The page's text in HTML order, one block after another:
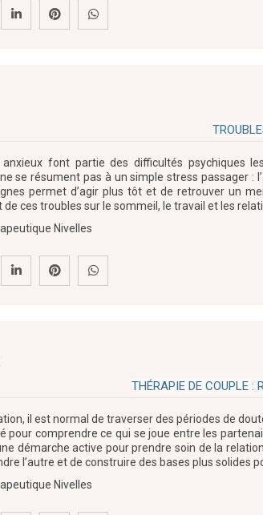
font partie des difficultés psychiques
se résument pas à un simple stress passager :
permet d’agir plus tôt et de retrouver un
de ces troubles sur le sommeil, le travail et les
Nivelles
THÉRAPIE DE COUPLE :
il est normal de traverser des périodes de
pour comprendre ce qui se joue entre les
démarche active pour prendre soin de la
l’autre et de construire des bases plus solides
Nivelles